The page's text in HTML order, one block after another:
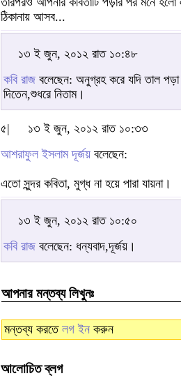
ঠিকানায় আসব...
১৩ ই জুন, ২০১২ রাত ১০:৪৮
কবি রাজ বলেছেন: অনুগ্রহ করে যদি তাল পড়া
দিতেন,শুধরে নিতাম।
৫|
১৩ ই জুন, ২০১২ রাত ১০:৩৩
আশরাফুল ইসলাম দূর্জয় বলেছেন:
এতো সুন্দর কবিতা, মুগ্ধ না হয়ে পারা যায়না।
১৩ ই জুন, ২০১২ রাত ১০:৫০
কবি রাজ বলেছেন: ধন্যবাদ,দূর্জয়।
আপনার মন্তব্য লিখুনঃ
মন্তব্য করতে লগ ইন করুন
আলোচিত ব্লগ